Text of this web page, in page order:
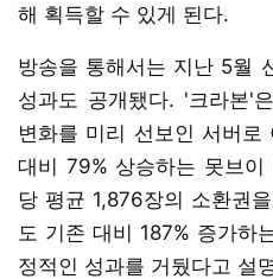
해 획득할 수 있게 된다.
방송을 통해서는 지난 5월
성과도 공개됐다. '크라본'
변화를 미리 선보인 서버로
대비 79% 상승하는 못브
당 평균 1,876장의 소환권
도 기존 대비 187% 증가하
정적인 성과를 거뒀다고 설